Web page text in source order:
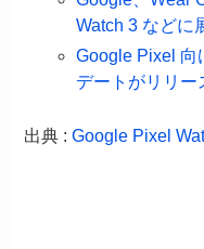
Watch 3 などに
Google Pixel 向
デートがリリー
出典 :Google Pixel